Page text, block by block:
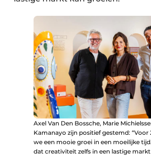
Axel Van Den Bossche, Marie
Kamanayo zijn positief gestemd: “Voor
we een mooie groei in een moeilijke
dat creativiteit zelfs in een lastige